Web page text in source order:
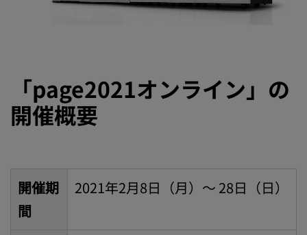
「page2021オンライン」の
開催概要
開催期
間
2021年2月8日（月）〜 28日（日）